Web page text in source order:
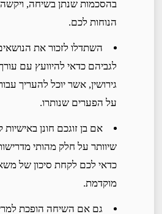
בהסכמות שנתן בשיחה,
הנוחות לכם.
השתדלו לזכור את
לגביהם כדאי להיוועץ עם עורך
גירושין, אשר יוכל להעריך
על הפערים שנותרו.
אם בן זוגכם חונן באישיות
שיוותר על חלק מהותי
כדאי לכם לקחת סיכון של
מוקדמת.
גם אם השיחה הופכת